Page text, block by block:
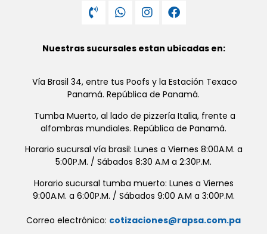
Nuestras sucursales estan ubicadas en:
Vía Brasil 34, entre tus Poofs y la Estación Texaco
Panamá. República de Panamá.
Tumba Muerto, al lado de pizzería Italia, frente a
alfombras mundiales. República de Panamá.
Horario sucursal vía brasil: Lunes a Viernes 8:00A.M. a
5:00P.M. / Sábados 8:30 A.M a 2:30P.M.
Horario sucursal tumba muerto: Lunes a Viernes
9:00A.M. a 6:00P.M. / Sábados 9:00 A.M a 3:00P.M.
Correo electrónico: cotizaciones@rapsa.com.pa